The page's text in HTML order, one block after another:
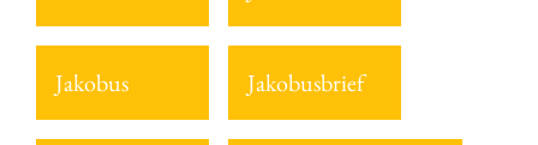
Jakobus Jakobusbrief